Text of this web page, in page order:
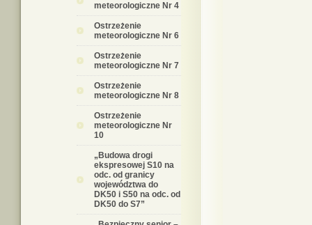
meteorologiczne Nr 4
Ostrzeżenie
meteorologiczne Nr 6
Ostrzeżenie
meteorologiczne Nr 7
Ostrzeżenie
meteorologiczne Nr 8
Ostrzeżenie
meteorologiczne Nr
10
„Budowa drogi
ekspresowej S10 na
odc. od granicy
województwa do
DK50 i S50 na odc. od
DK50 do S7”